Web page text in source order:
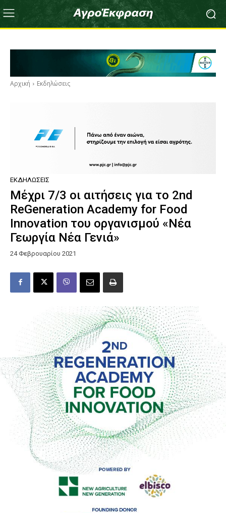
Αρχική Εκδηλώσεις
ΕΚΔΗΛΏΣΕΙΣ
Μέχρι 7/3 οι αιτήσεις για το 2nd
ReGeneration Academy for Food
Innovation του οργανισμού «Νέα
Γεωργία Νέα Γενιά»
24 Φεβρουαρίου 2021